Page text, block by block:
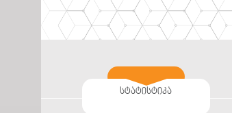
სტატისტიკა